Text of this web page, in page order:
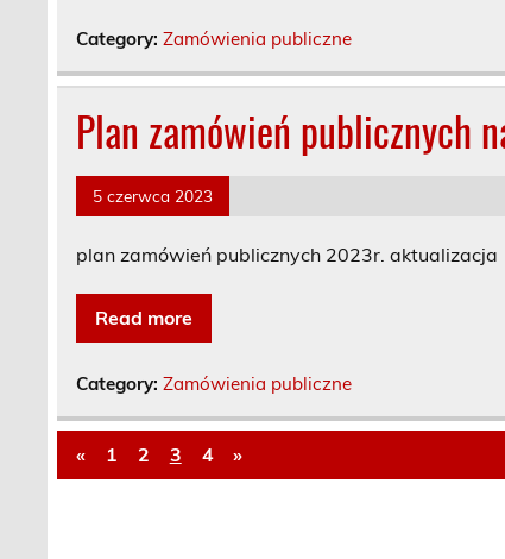
Category:Zamówienia publiczne
Plan zamówień publicznych
5 czerwca 2023
plan zamówień publicznych 2023r. aktualizacja
Read more
Category:Zamówienia publiczne
« 1 2 3 4 »